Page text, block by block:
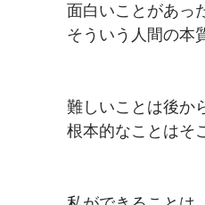
面白いことがあっ
そういう人間の本
難しいことは後か
根本的なことはそ